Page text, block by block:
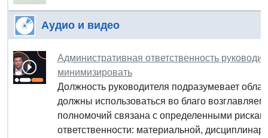
Аудио и видео
Административная ответственность
минимизировать
Должность руководителя подразумевает
должны использоваться во благо
полномочий связана с определенными
ответственности: материальной,